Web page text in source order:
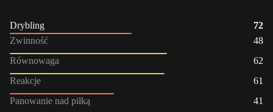
Drybling
72
Zwinność
48
Równowaga
62
Reakcje
61
Panowanie nad piłką
41